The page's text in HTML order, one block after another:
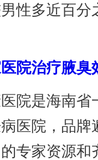
性多近百分
院治疗腋臭
是海南省
医院，品牌
专家资源